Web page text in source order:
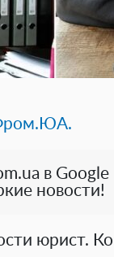
в Google
новости!
юрист.